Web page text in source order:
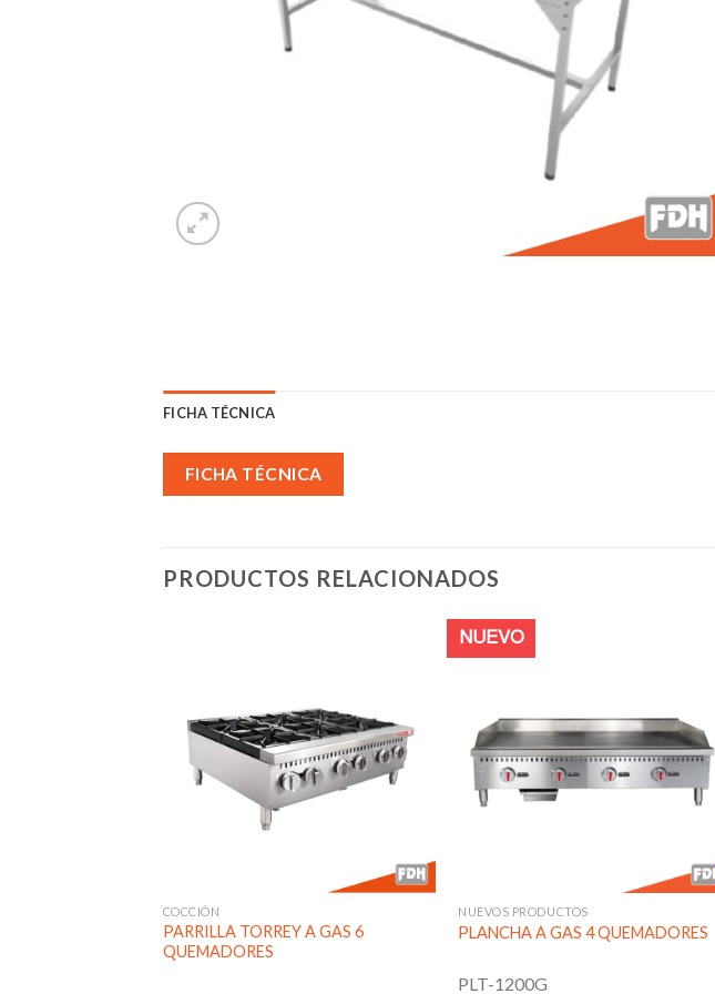
FICHA TÉCNICA
FICHA TÉCNICA
PRODUCTOS RELACIONADOS
Añadir
a la
lista de
deseos
COCCIÓN
PARRILLA TORREY A GAS 6
QUEMADORES
NUEVO
Añadir
a la
lista de
deseos
NUEVOS PRODUCTOS
PLANCHA A GAS 4 QUEMADORES
PLT-1200G